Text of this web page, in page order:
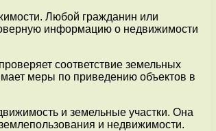
Любой гражданин или
информацию о недвижимости
соответствие земельных
меры по приведению объектов в
и земельные участки. Она
и недвижимости.